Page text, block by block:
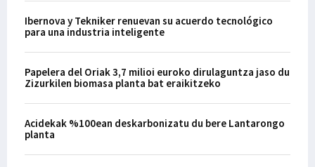
Ibernova y Tekniker renuevan su acuerdo tecnológico
para una industria inteligente
Papelera del Oriak 3,7 milioi euroko dirulaguntza jaso du
Zizurkilen biomasa planta bat eraikitzeko
Acidekak %100ean deskarbonizatu du bere Lantarongo
planta